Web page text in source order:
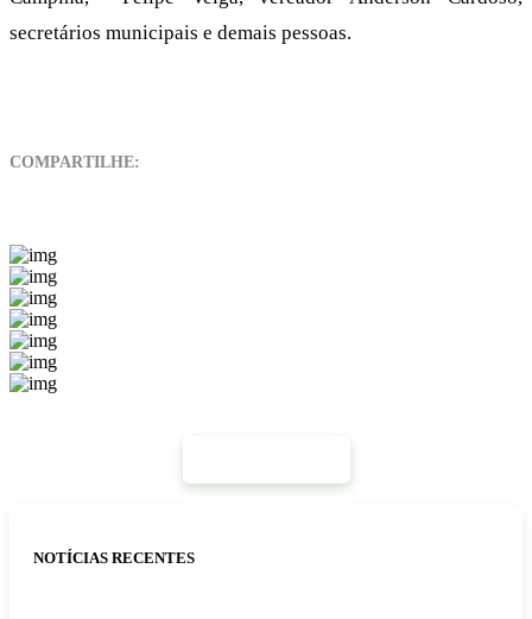
secretários municipais e demais pessoas.
COMPARTILHE:
NOTÍCIAS RECENTES